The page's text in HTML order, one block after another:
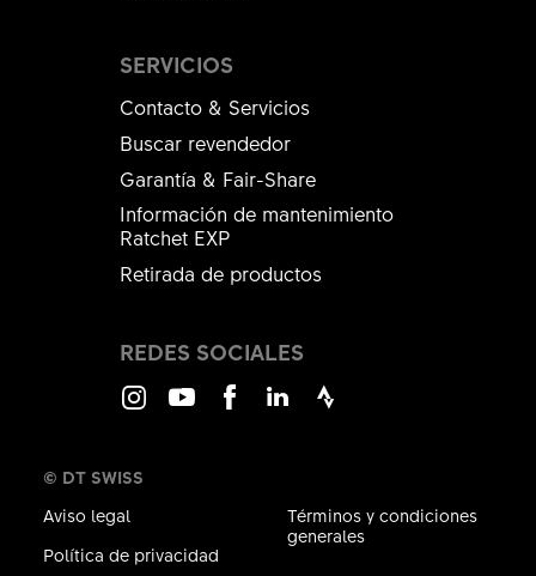
SERVICIOS
Contacto & Servicios
Buscar revendedor
Garantía & Fair-Share
Información de mantenimiento
Ratchet EXP
Retirada de productos
REDES SOCIALES
© DT SWISS
Aviso legal
Política de privacidad
Términos y condiciones
generales